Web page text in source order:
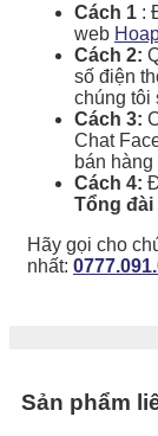
Cách 1 :
web
Cách 2:
số điện
chúng tôi
Cách 3:
Chat
bán
Cách 4:
Tổng đài
Hãy gọi cho
nhất:
Sản phẩm